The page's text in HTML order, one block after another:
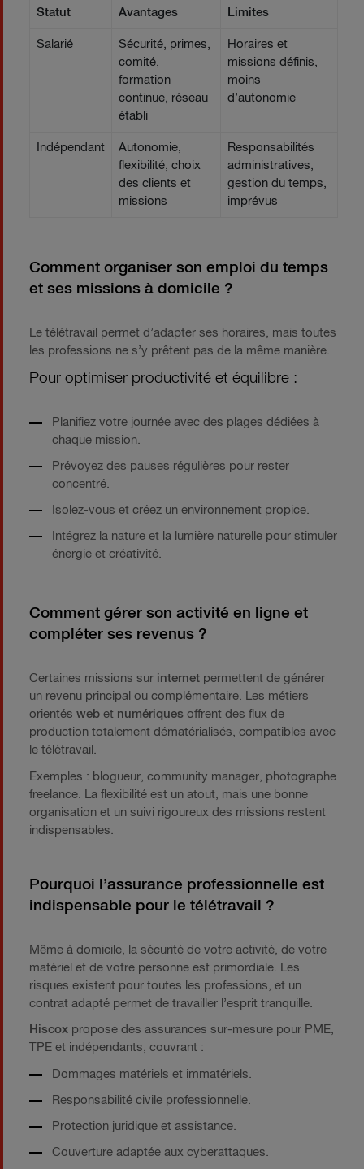
Statut Avantages Limites
Salarié
Sécurité, primes,
comité,
formation
continue, réseau
établi
Horaires et
missions définis,
moins
d’autonomie
Indépendant
Autonomie,
flexibilité, choix
des clients et
missions
Responsabilités
administratives,
gestion du temps,
imprévus
Comment organiser son emploi du temps
et ses missions à domicile ?
Le télétravail permet d’adapter ses horaires, mais toutes
les professions ne s’y prêtent pas de la même manière.
Pour optimiser productivité et équilibre :
Planifiez votre journée avec des plages dédiées à
chaque mission.
Prévoyez des pauses régulières pour rester
concentré.
Isolez-vous et créez un environnement propice.
Intégrez la nature et la lumière naturelle pour stimuler
énergie et créativité.
Comment gérer son activité en ligne et
compléter ses revenus ?
Certaines missions sur internetpermettent de générer
un revenu principal ou complémentaire. Les métiers
orientés webet numériquesoffrent des flux de
production totalement dématérialisés, compatibles avec
le télétravail.
Exemples : blogueur, community manager, photographe
freelance. La flexibilité est un atout, mais une bonne
organisation et un suivi rigoureux des missions restent
indispensables.
Pourquoi l’assurance professionnelle est
indispensable pour le télétravail ?
Même à domicile, la sécurité de votre activité, de votre
matériel et de votre personne est primordiale. Les
risques existent pour toutes les professions, et un
contrat adapté permet de travailler l’esprit tranquille.
Hiscoxpropose des assurances sur-mesure pour PME,
TPE et indépendants, couvrant :
Dommages matériels et immatériels.
Responsabilité civile professionnelle.
Protection juridique et assistance.
Couverture adaptée aux cyberattaques.